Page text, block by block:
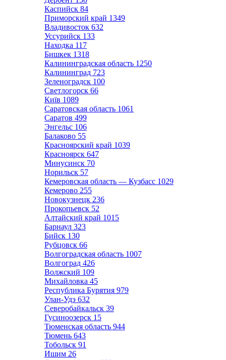
Каспийск 84
Приморский край 1349
Владивосток 632
Уссурийск 133
Находка 117
Бишкек 1318
Калининградская область 1250
Калининград 723
Зеленоградск 100
Светлогорск 66
Київ 1089
Саратовская область 1061
Саратов 499
Энгельс 106
Балаково 55
Красноярский край 1039
Красноярск 647
Минусинск 70
Норильск 57
Кемеровская область — Кузбасс 1029
Кемерово 255
Новокузнецк 236
Прокопьевск 52
Алтайский край 1015
Барнаул 323
Бийск 130
Рубцовск 66
Волгоградская область 1007
Волгоград 426
Волжский 109
Михайловка 45
Республика Бурятия 979
Улан-Удэ 632
Северобайкальск 39
Гусиноозерск 15
Тюменская область 944
Тюмень 643
Тобольск 91
Ишим 26